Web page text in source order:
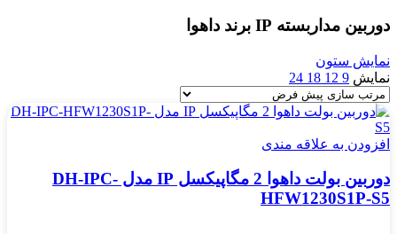
دوربین مداربسته IP برند داهوا
نمایش ستون
نمایش 9
12
18
24
افزودن به علاقه مندی
دوربین بولت داهوا 2 مگاپیکسل IP مدل DH-IPC-
HFW1230S1P-S5